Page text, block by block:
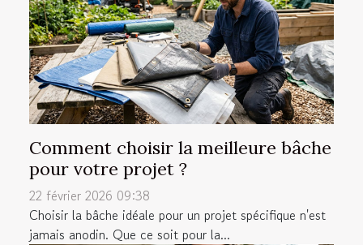
Comment choisir la meilleure bâche
pour votre projet ?
22 février 2026 09:38
Choisir la bâche idéale pour un projet spécifique n'est
jamais anodin. Que ce soit pour la...